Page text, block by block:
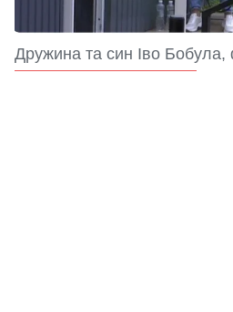
Дружина та син Іво